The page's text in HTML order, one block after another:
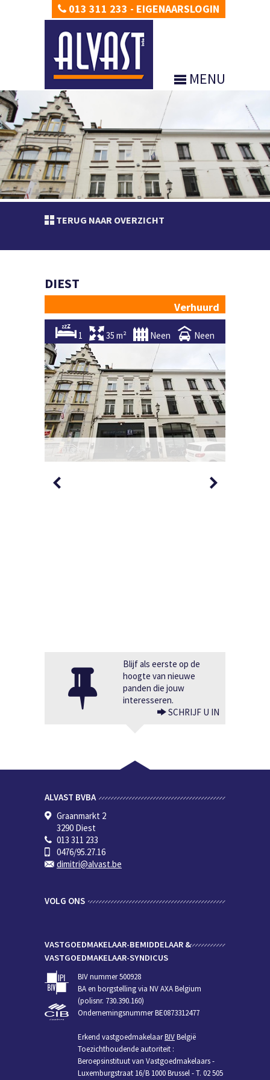
013 311 233 - EIGENAARSLOGIN
MENU
TERUG NAAR OVERZICHT
DIEST
Verhuurd
1 35 m² Neen Neen
Foto 1/6
Blijf als eerste op de
hoogte van nieuwe
panden die jouw
interesseren.
SCHRIJF U IN
ALVAST BVBA
Graanmarkt 2
3290 Diest
013 311 233
0476/95.27.16
dimitri@alvast.be
VOLG ONS
VASTGOEDMAKELAAR-BEMIDDELAAR &
VASTGOEDMAKELAAR-SYNDICUS
BIV nummer 500928
BA en borgstelling via NV AXA Belgium
(polisnr. 730.390.160)
Ondernemingsnummer BE0873312477
Erkend vastgoedmakelaarBIVBelgië
Toezichthoudende autoriteit :
Beroepsinstituut van Vastgoedmakelaars -
Luxemburgstraat 16/B 1000 Brussel - T. 02 505